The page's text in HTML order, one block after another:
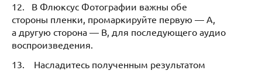
12. В Флюксус Фотографии важны обе
стороны пленки, промаркируйте первую — A,
а другую сторона — B, для последующего аудио
воспроизведения.
13. Насладитесь полученным результатом